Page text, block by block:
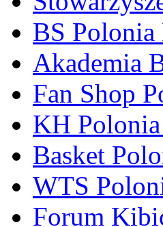
BS
Akademia
Fan Shop
KH
Basket
WTS
Forum